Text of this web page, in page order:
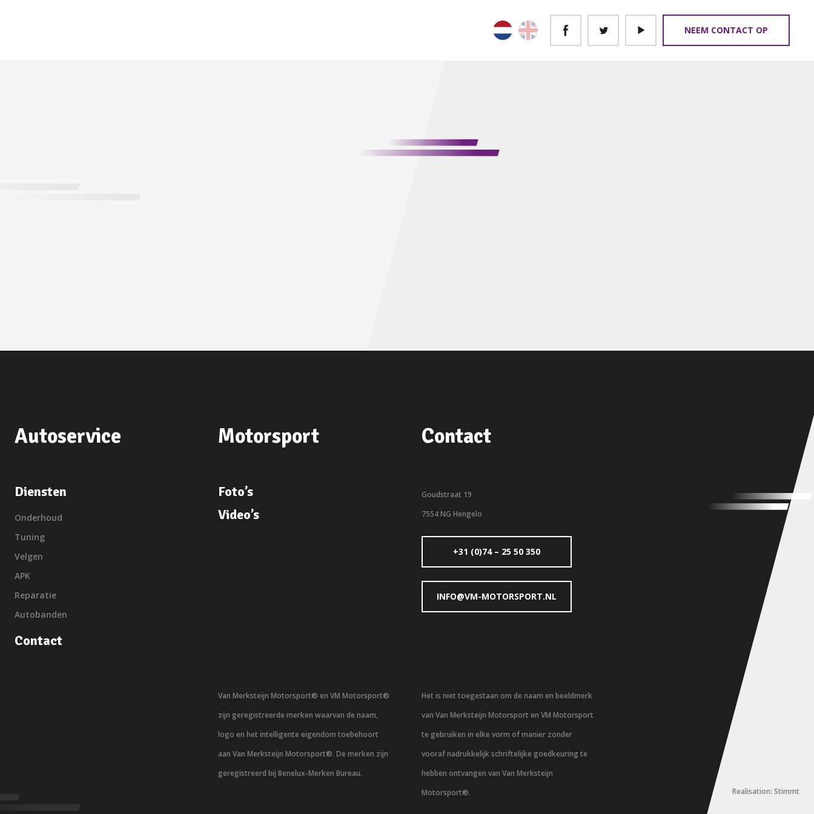
NEEM CONTACT OP
Autoservice
Diensten
Onderhoud
Tuning
Velgen
APK
Reparatie
Autobanden
Contact
Motorsport
Foto’s
Video’s
Contact
Goudstraat 19
7554 NG Hengelo
+31 (0)74 – 25 50 350
INFO@VM-MOTORSPORT.NL
Van Merksteijn Motorsport® en VM Motorsport®
zijn geregistreerde merken waarvan de naam,
logo en het intelligente eigendom toebehoort
aan Van Merksteijn Motorsport®. De merken zijn
geregistreerd bij Benelux-Merken Bureau.
Het is niet toegestaan om de naam en beeldmerk
van Van Merksteijn Motorsport en VM Motorsport
te gebruiken in elke vorm of manier zonder
vooraf nadrukkelijk schriftelijke goedkeuring te
hebben ontvangen van Van Merksteijn
Motorsport®.
Realisation: Stimmt